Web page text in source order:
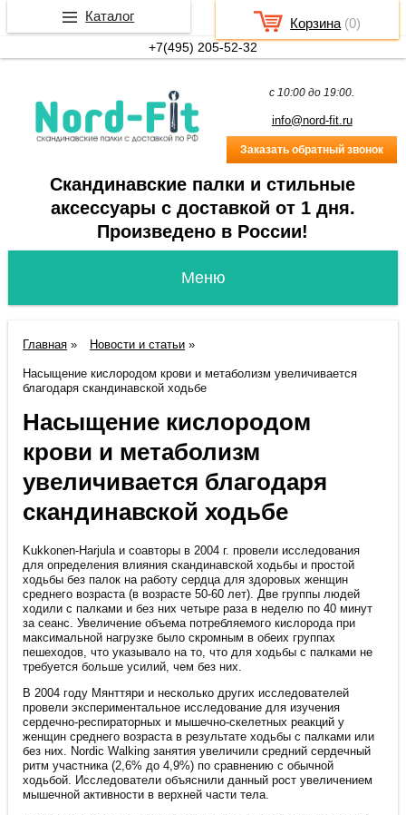
c 10:00 до 19:00.
info@nord-fit.ru
Заказать обратный звонок
Скандинавские палки и стильные
аксессуары с доставкой от 1 дня.
Произведено в России!
Главная » Новости и статьи »
Насыщение кислородом крови и метаболизм увеличивается
благодаря скандинавской ходьбе
Насыщение кислородом
крови и метаболизм
увеличивается благодаря
скандинавской ходьбе
Kukkonen-Harjula и соавторы в 2004 г. провели исследования
для определения влияния скандинавской ходьбы и простой
ходьбы без палок на работу сердца для здоровых женщин
среднего возраста (в возрасте 50-60 лет). Две группы людей
ходили с палками и без них четыре раза в неделю по 40 минут
за сеанс. Увеличение объема потребляемого кислорода при
максимальной нагрузке было скромным в обеих группах
пешеходов, что указывало на то, что для ходьбы с палками не
требуется больше усилий, чем без них.
В 2004 году Мянттяри и несколько других исследователей
провели экспериментальное исследование для изучения
сердечно-респираторных и мышечно-скелетных реакций у
женщин среднего возраста в результате ходьбы с палками или
без них. Nordic Walking занятия увеличили средний сердечный
ритм участника (2,6% до 4,9%) по сравнению с обычной
ходьбой. Исследователи объяснили данный рост увеличением
мышечной активности в верхней части тела.
+7(495) 205-52-32
Корзина (0)
Каталог